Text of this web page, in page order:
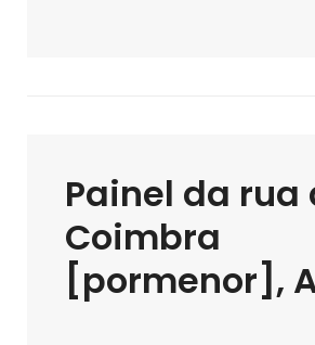
Painel da rua
Coimbra
[pormenor],